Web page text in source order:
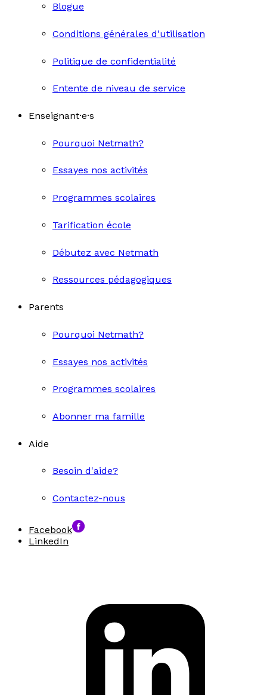
Blogue
Conditions générales d'utilisation
Politique de confidentialité
Entente de niveau de service
Enseignant·e·s
Pourquoi Netmath?
Essayes nos activités
Programmes scolaires
Tarification école
Débutez avec Netmath
Ressources pédagogiques
Parents
Pourquoi Netmath?
Essayes nos activités
Programmes scolaires
Abonner ma famille
Aide
Besoin d'aide?
Contactez-nous
Facebook
LinkedIn